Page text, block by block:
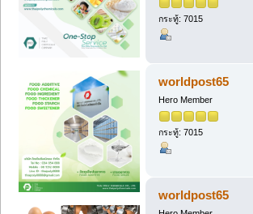
กระทู้: 7015
worldpost65
Hero Member
กระทู้: 7015
worldpost65